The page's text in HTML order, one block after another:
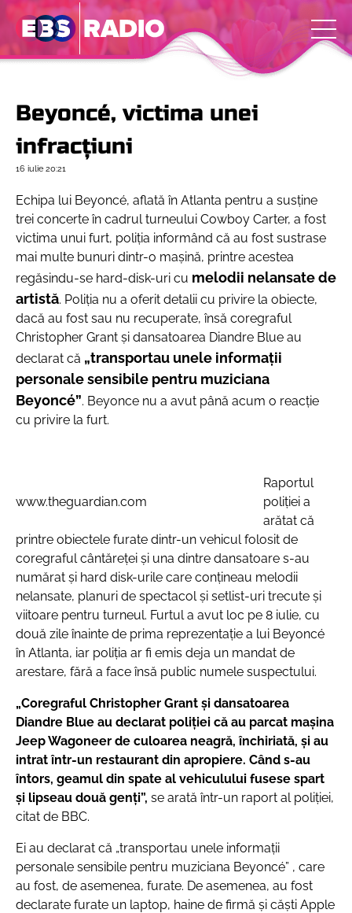
Beyoncé, victima unei
infracţiuni
16 iulie 20:21
Echipa lui Beyoncé, aflată în Atlanta pentru a susţine
trei concerte în cadrul turneului Cowboy Carter, a fost
victima unui furt, poliţia informând că au fost sustrase
mai multe bunuri dintr-o maşină, printre acestea
regăsindu-se hard-disk-uri cu melodii nelansate de
artistă. Poliţia nu a oferit detalii cu privire la obiecte,
dacă au fost sau nu recuperate, însă coregraful
Christopher Grant şi dansatoarea Diandre Blue au
declarat că „transportau unele informaţii
personale sensibile pentru muziciana
Beyoncé”. Beyonce nu a avut până acum o reacţie
cu privire la furt.
www.theguardian.com
Raportul
poliţiei a
arătat că
printre obiectele furate dintr-un vehicul folosit de
coregraful cântăreţei şi una dintre dansatoare s-au
numărat şi hard disk-urile care conţineau melodii
nelansate, planuri de spectacol şi setlist-uri trecute şi
viitoare pentru turneul. Furtul a avut loc pe 8 iulie, cu
două zile înainte de prima reprezentaţie a lui Beyoncé
în Atlanta, iar poliţia ar fi emis deja un mandat de
arestare, fără a face însă public numele suspectului.
„Coregraful Christopher Grant şi dansatoarea
Diandre Blue au declarat poliţiei că au parcat maşina
Jeep Wagoneer de culoarea neagră, închiriată, şi au
intrat într-un restaurant din apropiere. Când s-au
întors, geamul din spate al vehiculului fusese spart
şi lipseau două genţi”, se arată într-un raport al poliţiei,
citat de BBC.
Ei au declarat că „transportau unele informaţii
personale sensibile pentru muziciana Beyoncé” , care
au fost, de asemenea, furate. De asemenea, au fost
declarate furate un laptop, haine de firmă şi căşti Apple